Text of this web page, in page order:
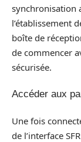
synchronisation
l’établissement
boîte de
de commencer
sécurisée.
Accéder aux
Une fois
de l’interface